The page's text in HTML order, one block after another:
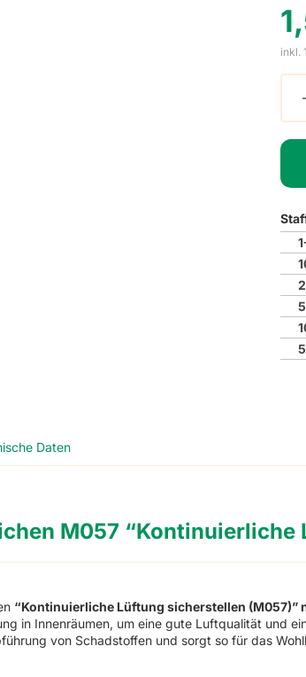
inkl.
Daten
M057 “Kontinuierliche
“Kontinuierliche Lüftung sicherstellen (M057)”
in Innenräumen, um eine gute Luftqualität und
von Schadstoffen und sorgt so für das